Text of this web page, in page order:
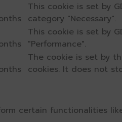
This cookie is set by
category "Necessary".
This cookie is set by
"Performance".
The cookie is set by
cookies. It does not
certain functionalities